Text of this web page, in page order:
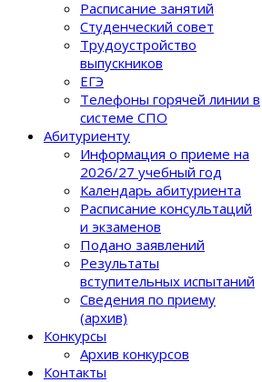
Расписание занятий
Студенческий совет
Трудоустройство
выпускников
ЕГЭ
Телефоны горячей линии в
системе СПО
Абитуриенту
Информация о приеме на
2026/27 учебный год
Календарь абитуриента
Расписание консультаций
и экзаменов
Подано заявлений
Результаты
вступительных испытаний
Сведения по приему
(архив)
Конкурсы
Архив конкурсов
Контакты